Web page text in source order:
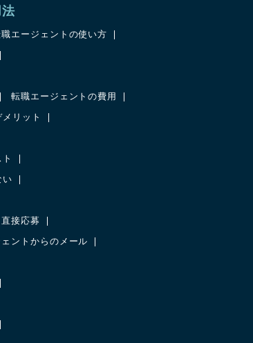
エージェントの使い方
転職エージェントの費用
リット
い
直接応募
ントからのメール